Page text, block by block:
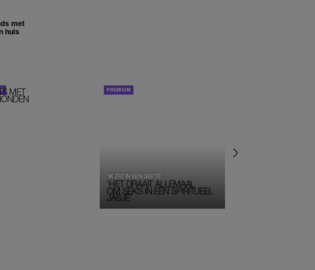
met
huis
MET
‘HET DRAAIT ALLEMAAL
OM SEKS IN EEN SPIRITUEEL
JASJE’
‘IK ZAT IN EEN SEKTE’